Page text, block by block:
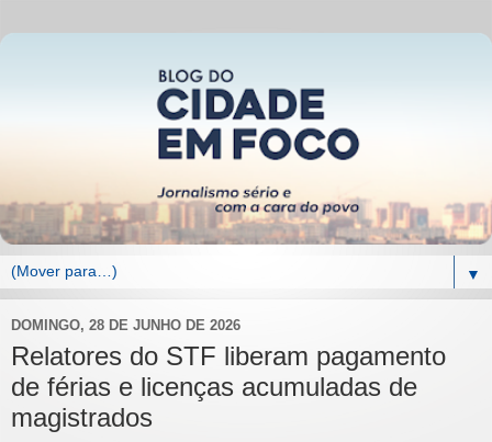
▼
DOMINGO, 28 DE JUNHO DE 2026
Relatores do STF liberam pagamento
de férias e licenças acumuladas de
magistrados